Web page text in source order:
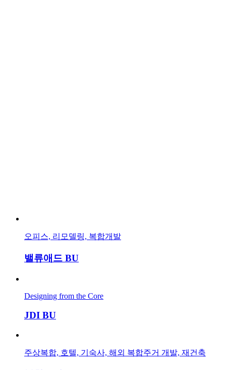
오피스, 리모델링, 복합개발
밸류애드 BU
Designing from the Core
JDI BU
주상복합, 호텔, 기숙사, 해외 복합주거 개발, 재건축